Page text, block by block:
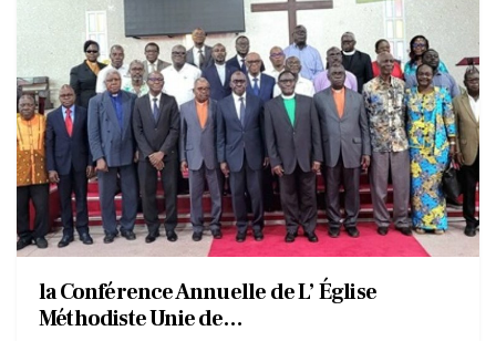
la Conférence Annuelle de L’ Église
Méthodiste Unie de…